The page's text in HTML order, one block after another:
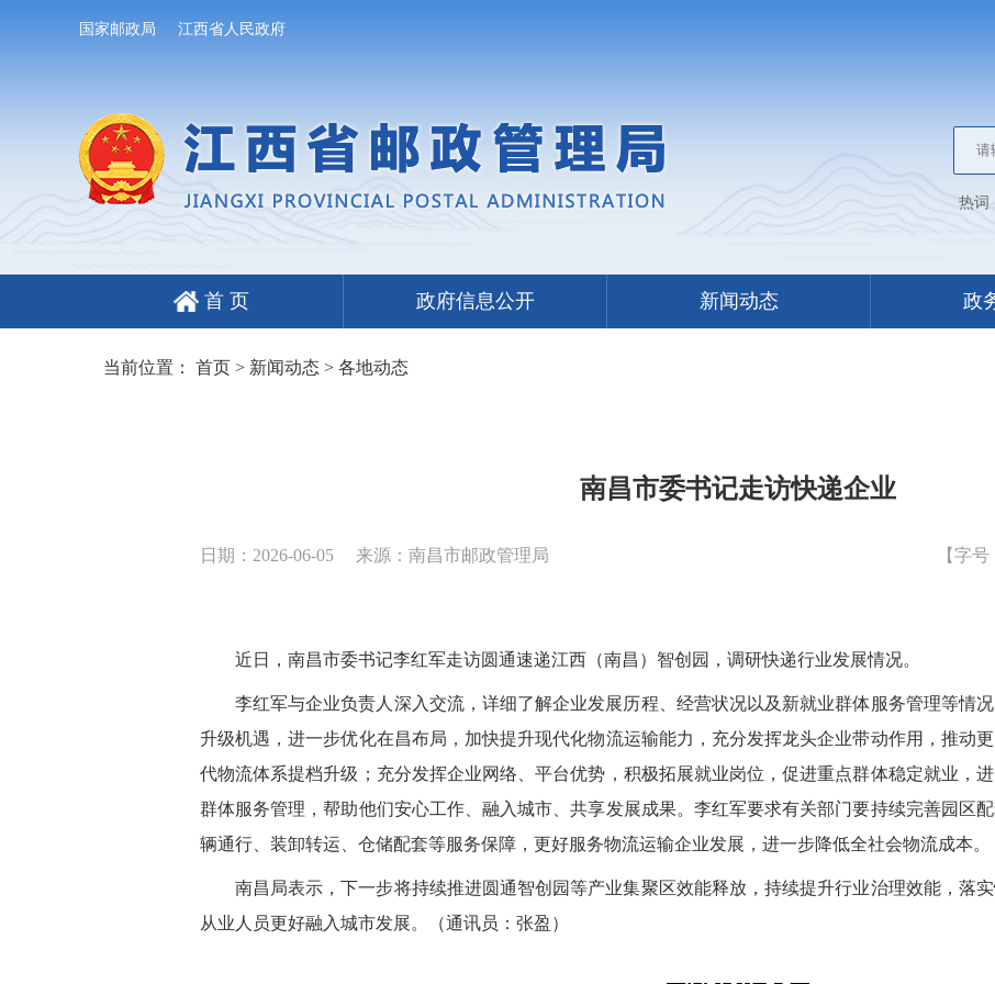
国家邮政局 江西省人民政府
热词
首 页 政府信息公开 新闻动态 政
当前位置： 首页> 新闻动态> 各地动态
南昌市委书记走访快递企业
日期：2026-06-05 来源：南昌市邮政管理局 【字号
近日，南昌市委书记李红军走访圆通速递江西（南昌）智创园，调研快递行业发展情况。
李红军与企业负责人深入交流，详细了解企业发展历程、经营状况以及新就业群体服务管理等情
升级机遇，进一步优化在昌布局，加快提升现代化物流运输能力，充分发挥龙头企业带动作用，推动
代物流体系提档升级； 充分发挥企业网络、平台优势，积极拓展就业岗位，促进重点群体稳定就业，
群体服务管理，帮助他们安心工作、融入城市、共享发展成果。李红军要求有关部门要持续完善园区
辆通行、装卸转运、仓储配套等服务保障，更好服务物流运输企业发展，进一步降低全社会物流成本。
南昌局表示，下一步将持续推进圆通智创园等产业集聚区效能释放，持续提升行业治理效能，落
从业人员更好融入城市发展。（通讯员：张盈）